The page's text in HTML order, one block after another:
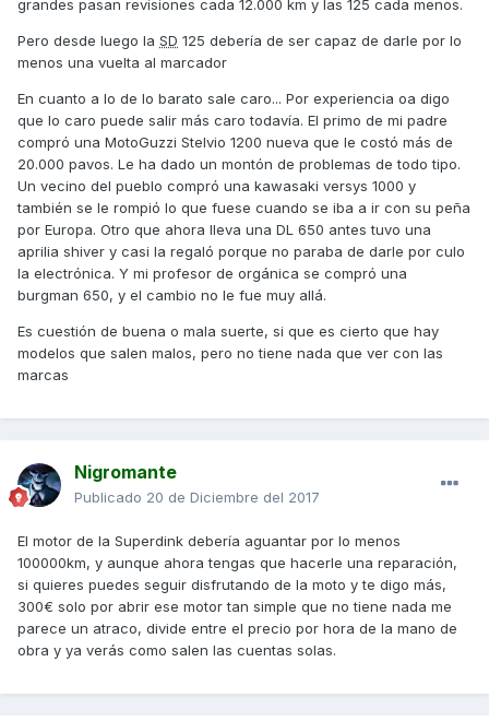
grandes pasan revisiones cada 12.000 km y las 125 cada menos.
Pero desde luego la SD 125 debería de ser capaz de darle por lo
menos una vuelta al marcador
En cuanto a lo de lo barato sale caro... Por experiencia oa digo
que lo caro puede salir más caro todavía. El primo de mi padre
compró una MotoGuzzi Stelvio 1200 nueva que le costó más de
20.000 pavos. Le ha dado un montón de problemas de todo tipo.
Un vecino del pueblo compró una kawasaki versys 1000 y
también se le rompió lo que fuese cuando se iba a ir con su peña
por Europa. Otro que ahora lleva una DL 650 antes tuvo una
aprilia shiver y casi la regaló porque no paraba de darle por culo
la electrónica. Y mi profesor de orgánica se compró una
burgman 650, y el cambio no le fue muy allá.
Es cuestión de buena o mala suerte, si que es cierto que hay
modelos que salen malos, pero no tiene nada que ver con las
marcas
Nigromante
Publicado 20 de Diciembre del 2017
El motor de la Superdink debería aguantar por lo menos
100000km, y aunque ahora tengas que hacerle una reparación,
si quieres puedes seguir disfrutando de la moto y te digo más,
300€ solo por abrir ese motor tan simple que no tiene nada me
parece un atraco, divide entre el precio por hora de la mano de
obra y ya verás como salen las cuentas solas.